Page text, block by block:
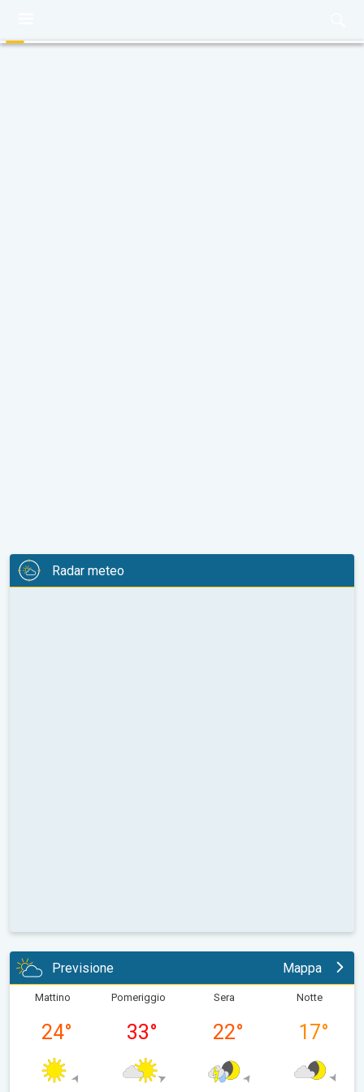
Radar meteo
Previsione Mappa
Mattino
24°
Pomeriggio
33°
Sera
22°
Notte
17°